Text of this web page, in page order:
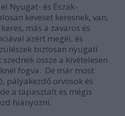
Nyugat- és Észak-
keveset keresnek, van,
más a zavaros és
azért megél, és
biztosan nyugati
össze a kivételesen
fogva. De már most
pályakezdő orvosok és
a tapasztalt és mégis
hiányozni.